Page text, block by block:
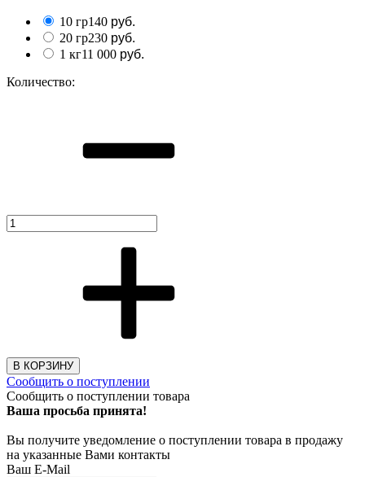
10 гр140 руб.
20 гр230 руб.
1 кг11 000 руб.
Количество:
В КОРЗИНУ
Сообщить о поступлении
Сообщить о поступлении товара
Ваша просьба принята!
Вы получите уведомление о поступлении товара в продажу
на указанные Вами контакты
Ваш E-Mail